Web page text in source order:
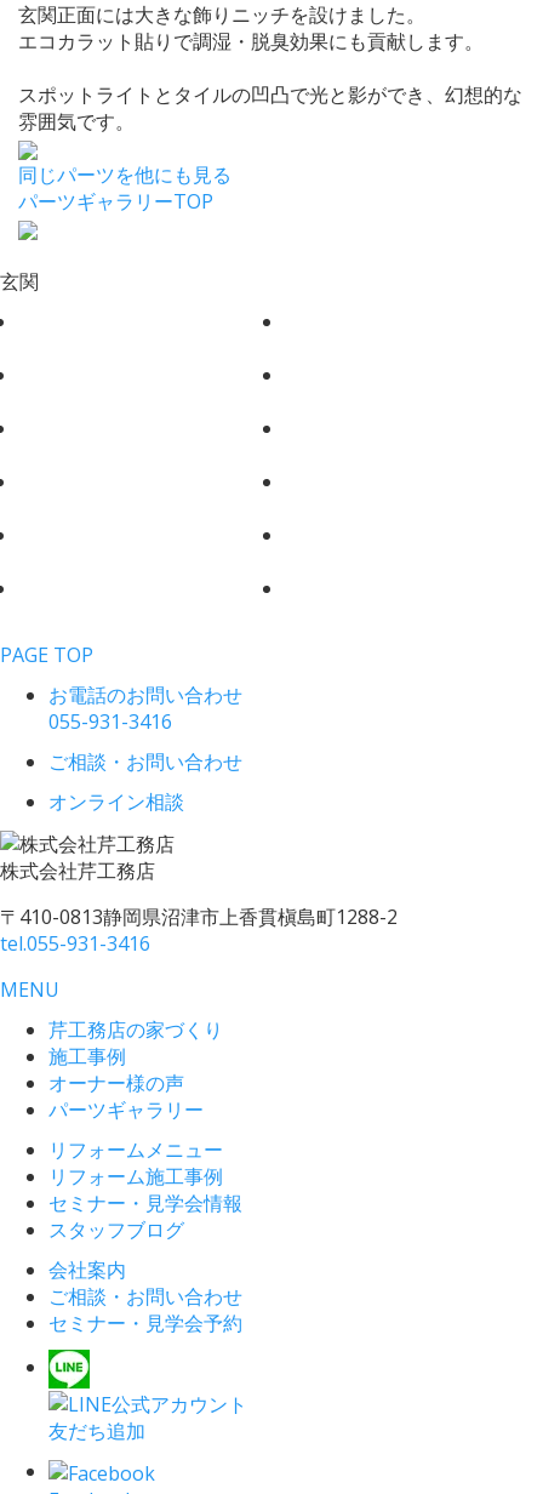
玄関正面には大きな飾りニッチを設けました。
エコカラット貼りで調湿・脱臭効果にも貢献します。
スポットライトとタイルの凹凸で光と影ができ、幻想的な
雰囲気です。
同じパーツを他にも見る
パーツギャラリーTOP
玄関
PAGE TOP
お電話のお問い合わせ
055-931-3416
ご相談・お問い合わせ
オンライン相談
株式会社芹工務店
〒410-0813静岡県沼津市上香貫槇島町1288-2
tel.055-931-3416
MENU
芹工務店の家づくり
施工事例
オーナー様の声
パーツギャラリー
リフォームメニュー
リフォーム施工事例
セミナー・見学会情報
スタッフブログ
会社案内
ご相談・お問い合わせ
セミナー・見学会予約
友だち追加